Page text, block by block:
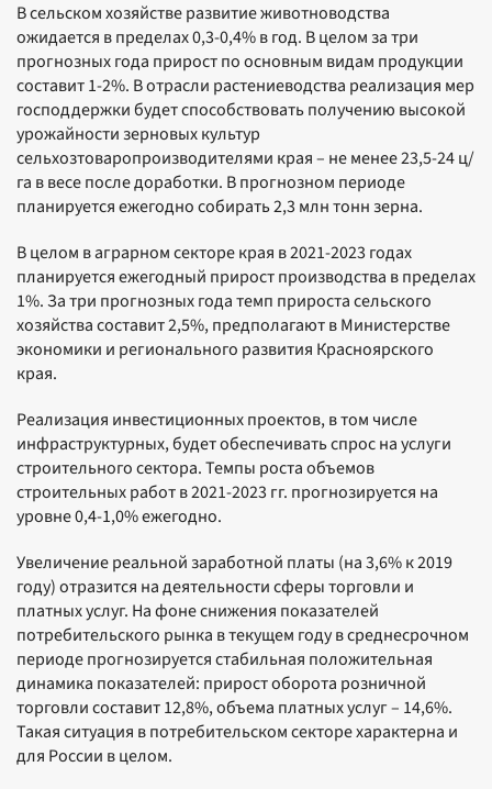
В сельском хозяйстве развитие животноводства
ожидается в пределах 0,3-0,4% в год. В целом за три
прогнозных года прирост по основным видам продукции
составит 1-2%. В отрасли растениеводства реализация мер
господдержки будет способствовать получению высокой
урожайности зерновых культур
сельхозтоваропроизводителями края – не менее 23,5-24 ц/
га в весе после доработки. В прогнозном периоде
планируется ежегодно собирать 2,3 млн тонн зерна.
В целом в аграрном секторе края в 2021-2023 годах
планируется ежегодный прирост производства в пределах
1%. За три прогнозных года темп прироста сельского
хозяйства составит 2,5%, предполагают в Министерстве
экономики и регионального развития Красноярского
края.
Реализация инвестиционных проектов, в том числе
инфраструктурных, будет обеспечивать спрос на услуги
строительного сектора. Темпы роста объемов
строительных работ в 2021-2023 гг. прогнозируется на
уровне 0,4-1,0% ежегодно.
Увеличение реальной заработной платы (на 3,6% к 2019
году) отразится на деятельности сферы торговли и
платных услуг. На фоне снижения показателей
потребительского рынка в текущем году в среднесрочном
периоде прогнозируется стабильная положительная
динамика показателей: прирост оборота розничной
торговли составит 12,8%, объема платных услуг – 14,6%.
Такая ситуация в потребительском секторе характерна и
для России в целом.